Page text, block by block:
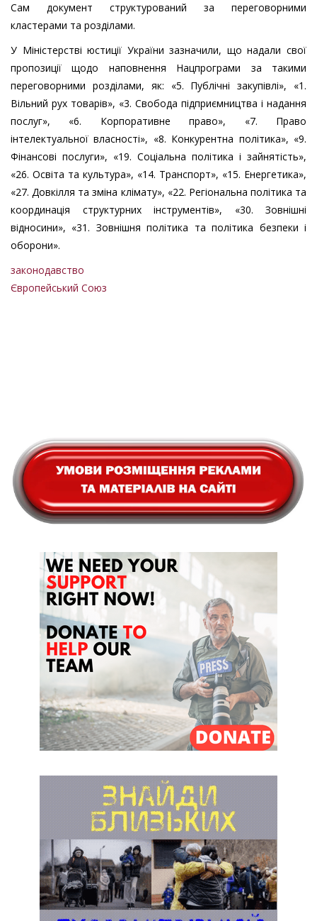
Сам документ структурований за переговорними
кластерами та розділами.
У Міністерстві юстиції України зазначили, що надали свої
пропозиції щодо наповнення Нацпрограми за такими
переговорними розділами, як: «5. Публічні закупівлі», «1.
Вільний рух товарів», «3. Свобода підприємництва і надання
послуг», «6. Корпоративне право», «7. Право
інтелектуальної власності», «8. Конкурентна політика», «9.
Фінансові послуги», «19. Соціальна політика і зайнятість»,
«26. Освіта та культура», «14. Транспорт», «15. Енергетика»,
«27. Довкілля та зміна клімату», «22. Регіональна політика та
координація структурних інструментів», «30. Зовнішні
відносини», «31. Зовнішня політика та політика безпеки і
оборони».
законодавство
Європейський Союз